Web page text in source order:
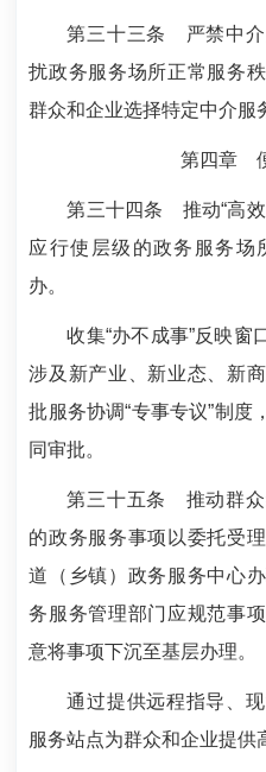
第三十三条
严禁中介
扰政务服务场所正常服务
群众和企业选择特定中介服
第四章
第三十四条 推动“高
应行使层级的政务服务场
办。
收集“办不成事”反映窗
涉及新产业、新业态、新
批服务协调“专事专议”制
同审批。
第三十五条
推动群众
的政务服务事项以委托受
道（乡镇）政务服务中心
务服务管理部门应规范事
意将事项下沉至基层办理。
通过提供远程指导、
服务站点为群众和企业提供